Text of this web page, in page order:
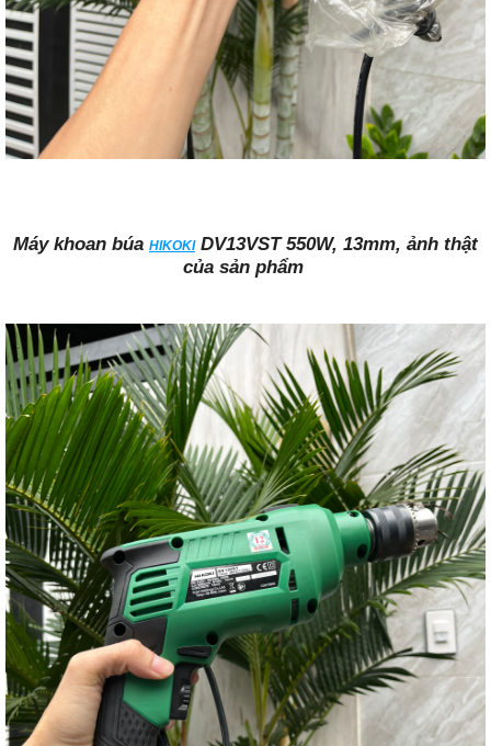
Máy khoan búa HIKOKIDV13VST 550W, 13mm, ảnh thật
của sản phẩm